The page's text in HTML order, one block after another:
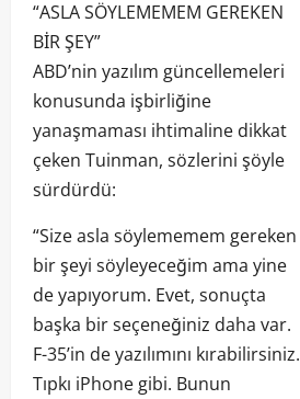
“ASLA SÖYLEMEMEM GEREKEN
BİR ŞEY”
ABD’nin yazılım güncellemeleri
konusunda işbirliğine
yanaşmaması ihtimaline dikkat
çeken Tuinman, sözlerini şöyle
sürdürdü:
“Size asla söylememem gereken
bir şeyi söyleyeceğim ama yine
de yapıyorum. Evet, sonuçta
başka bir seçeneğiniz daha var.
F-35’in de yazılımını kırabilirsiniz.
Tıpkı iPhone gibi. Bunun